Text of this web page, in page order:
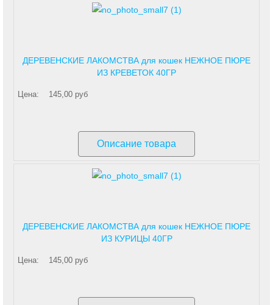
ДЕРЕВЕНСКИЕ ЛАКОМСТВА для кошек НЕЖНОЕ ПЮРЕ
ИЗ КРЕВЕТОК 40ГР
Цена: 145,00 руб
Описание товара
ДЕРЕВЕНСКИЕ ЛАКОМСТВА для кошек НЕЖНОЕ ПЮРЕ
ИЗ КУРИЦЫ 40ГР
Цена: 145,00 руб